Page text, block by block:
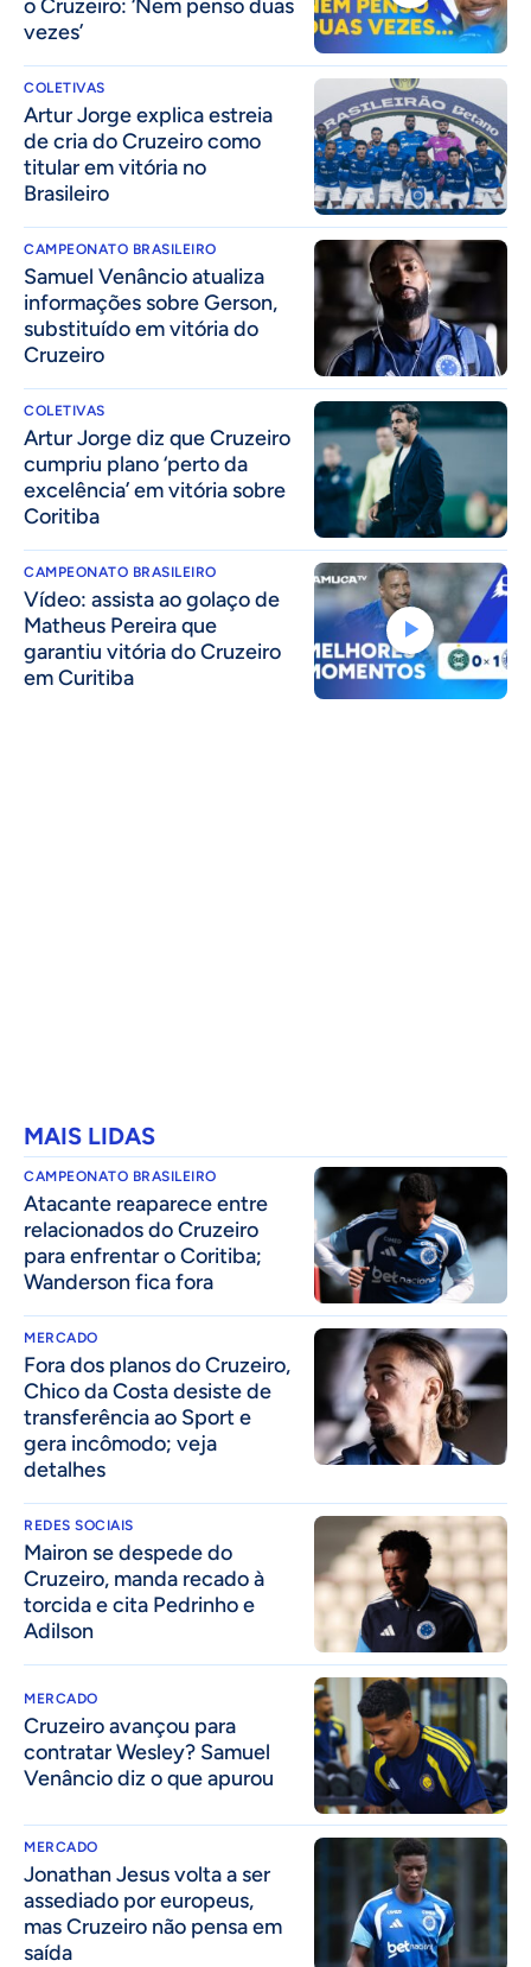
o Cruzeiro: ‘Nem penso duas
vezes’
COLETIVAS
Artur Jorge explica estreia
de cria do Cruzeiro como
titular em vitória no
Brasileiro
CAMPEONATO BRASILEIRO
Samuel Venâncio atualiza
informações sobre Gerson,
substituído em vitória do
Cruzeiro
COLETIVAS
Artur Jorge diz que Cruzeiro
cumpriu plano ‘perto da
excelência’ em vitória sobre
Coritiba
CAMPEONATO BRASILEIRO
Vídeo: assista ao golaço de
Matheus Pereira que
garantiu vitória do Cruzeiro
em Curitiba
MAIS LIDAS
CAMPEONATO BRASILEIRO
Atacante reaparece entre
relacionados do Cruzeiro
para enfrentar o Coritiba;
Wanderson fica fora
MERCADO
Fora dos planos do Cruzeiro,
Chico da Costa desiste de
transferência ao Sport e
gera incômodo; veja
detalhes
REDES SOCIAIS
Mairon se despede do
Cruzeiro, manda recado à
torcida e cita Pedrinho e
Adilson
MERCADO
Cruzeiro avançou para
contratar Wesley? Samuel
Venâncio diz o que apurou
MERCADO
Jonathan Jesus volta a ser
assediado por europeus,
mas Cruzeiro não pensa em
saída